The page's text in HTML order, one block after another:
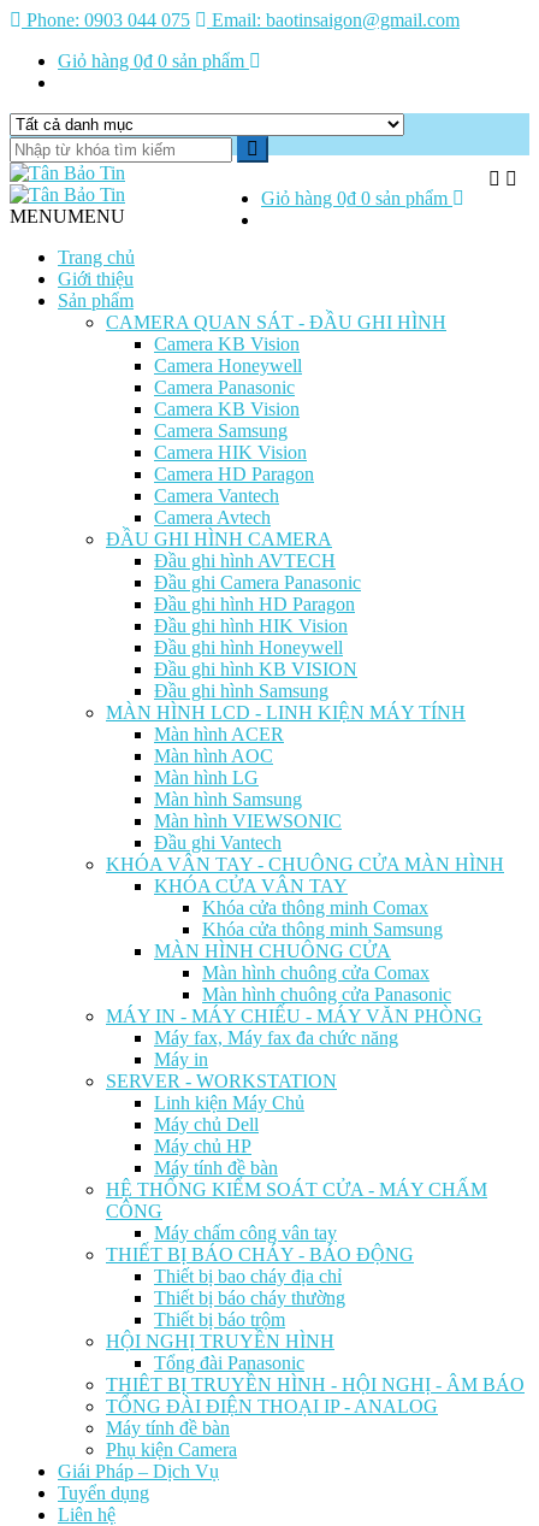
Phone: 0903 044 075 Email: baotinsaigon@gmail.com
Giỏ hàng 0₫ 0 sản phẩm
Giỏ hàng 0₫ 0 sản phẩm
MENUMENU
Trang chủ
Giới thiệu
Sản phẩm
CAMERA QUAN SÁT - ĐẦU GHI HÌNH
Camera KB Vision
Camera Honeywell
Camera Panasonic
Camera KB Vision
Camera Samsung
Camera HIK Vision
Camera HD Paragon
Camera Vantech
Camera Avtech
ĐẦU GHI HÌNH CAMERA
Đầu ghi hình AVTECH
Đầu ghi Camera Panasonic
Đầu ghi hình HD Paragon
Đầu ghi hình HIK Vision
Đầu ghi hình Honeywell
Đầu ghi hình KB VISION
Đầu ghi hình Samsung
MÀN HÌNH LCD - LINH KIỆN MÁY TÍNH
Màn hình ACER
Màn hình AOC
Màn hình LG
Màn hình Samsung
Màn hình VIEWSONIC
Đầu ghi Vantech
KHÓA VÂN TAY - CHUÔNG CỬA MÀN HÌNH
KHÓA CỬA VÂN TAY
Khóa cửa thông minh Comax
Khóa cửa thông minh Samsung
MÀN HÌNH CHUÔNG CỬA
Màn hình chuông cửa Comax
Màn hình chuông cửa Panasonic
MÁY IN - MÁY CHIẾU - MÁY VĂN PHÒNG
Máy fax, Máy fax đa chức năng
Máy in
SERVER - WORKSTATION
Linh kiện Máy Chủ
Máy chủ Dell
Máy chủ HP
Máy tính đề bàn
HỆ THỐNG KIỂM SOÁT CỬA - MÁY CHẤM
CÔNG
Máy chấm công vân tay
THIẾT BỊ BÁO CHÁY - BÁO ĐỘNG
Thiết bị bao cháy địa chỉ
Thiết bị báo cháy thường
Thiết bị báo trộm
HỘI NGHỊ TRUYỀN HÌNH
Tổng đài Panasonic
THIÊT BỊ TRUYỀN HÌNH - HỘI NGHỊ - ÂM BÁO
TỔNG ĐÀI ĐIỆN THOẠI IP - ANALOG
Máy tính đề bàn
Phụ kiện Camera
Giái Pháp – Dịch Vụ
Tuyển dụng
Liên hệ